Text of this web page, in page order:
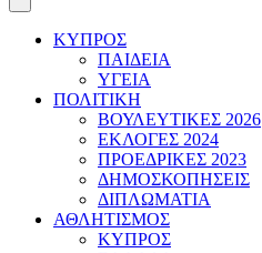
ΚΥΠΡΟΣ
ΠΑΙΔΕΙΑ
ΥΓΕΙΑ
ΠΟΛΙΤΙΚΗ
ΒΟΥΛΕΥΤΙΚΕΣ 2026
ΕΚΛΟΓΕΣ 2024
ΠΡΟΕΔΡΙΚΕΣ 2023
ΔΗΜΟΣΚΟΠΗΣΕΙΣ
ΔΙΠΛΩΜΑΤΙΑ
ΑΘΛΗΤΙΣΜΟΣ
ΚΥΠΡΟΣ